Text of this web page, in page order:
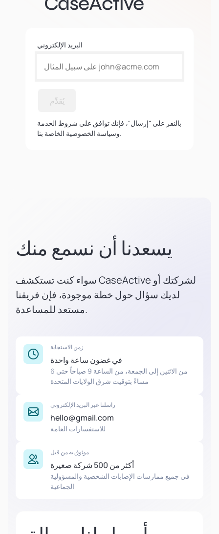
البريد الإلكتروني
يُقدِّم
بالنقر على "إرسال"، فإنك توافق على شروط الخدمة
وسياسة الخصوصية الخاصة بنا.
يسعدنا أن نسمع منك
سواء كنت تستكشف CaseActive لشركتك أو
لديك سؤال حول خطة موجودة، فإن فريقنا
مستعد للمساعدة.
زمن الاستجابة
في غضون ساعة واحدة
من الاثنين إلى الجمعة، من الساعة 9 صباحاً حتى 6
مساءً بتوقيت شرق الولايات المتحدة
راسلنا عبر البريد الإلكتروني
hello@gmail.com
للاستفسارات العامة
موثوق به من قبل
أكثر من 500 شركة صغيرة
في جميع ممارسات الإصابات الشخصية والمسؤولية
الجماعية